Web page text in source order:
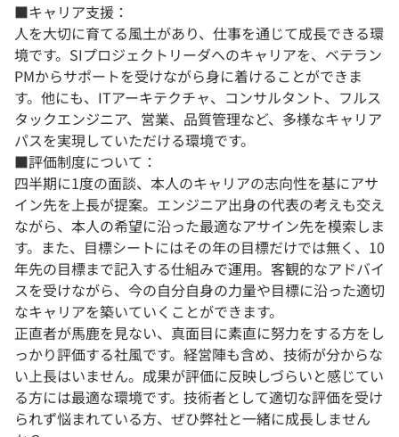
■キャリア支援：
人を大切に育てる風土があり、仕事を通じて成長できる環
境です。SIプロジェクトリーダへのキャリアを、ベテラン
PMからサポートを受けながら身に着けることができま
す。他にも、ITアーキテクチャ、コンサルタント、フルス
タックエンジニア、営業、品質管理など、多様なキャリア
パスを実現していただける環境です。
■評価制度について：
四半期に1度の面談、本人のキャリアの志向性を基にアサ
イン先を上長が提案。エンジニア出身の代表の考えも交え
ながら、本人の希望に沿った最適なアサイン先を模索しま
す。また、目標シートにはその年の目標だけでは無く、10
年先の目標まで記入する仕組みで運用。客観的なアドバイ
スを受けながら、今の自分自身の力量や目標に沿った適切
なキャリアを築いていくことができます。
正直者が馬鹿を見ない、真面目に素直に努力をする方をし
っかり評価する社風です。経営陣も含め、技術が分からな
い上長はいません。成果が評価に反映しづらいと感じてい
る方には最適な環境です。技術者として適切な評価を受け
られず悩まれている方、ぜひ弊社と一緒に成長しません